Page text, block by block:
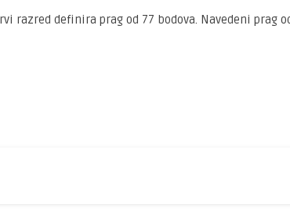
razred definira prag od 77 bodova. Navedeni prag